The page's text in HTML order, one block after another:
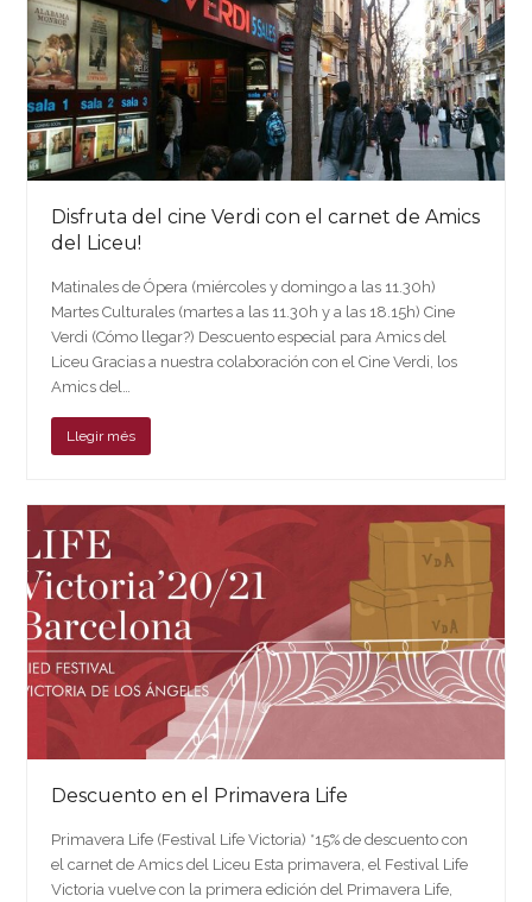
Disfruta del cine Verdi con el carnet de Amics
del Liceu!
Matinales de Ópera (miércoles y domingo a las 11.30h)
Martes Culturales (martes a las 11.30h y a las 18.15h) Cine
Verdi (Cómo llegar?) Descuento especial para Amics del
Liceu Gracias a nuestra colaboración con el Cine Verdi, los
Amics del…
Llegir més
Descuento en el Primavera Life
Primavera Life (Festival Life Victoria) *15% de descuento con
el carnet de Amics del Liceu Esta primavera, el Festival Life
Victoria vuelve con la primera edición del Primavera Life,